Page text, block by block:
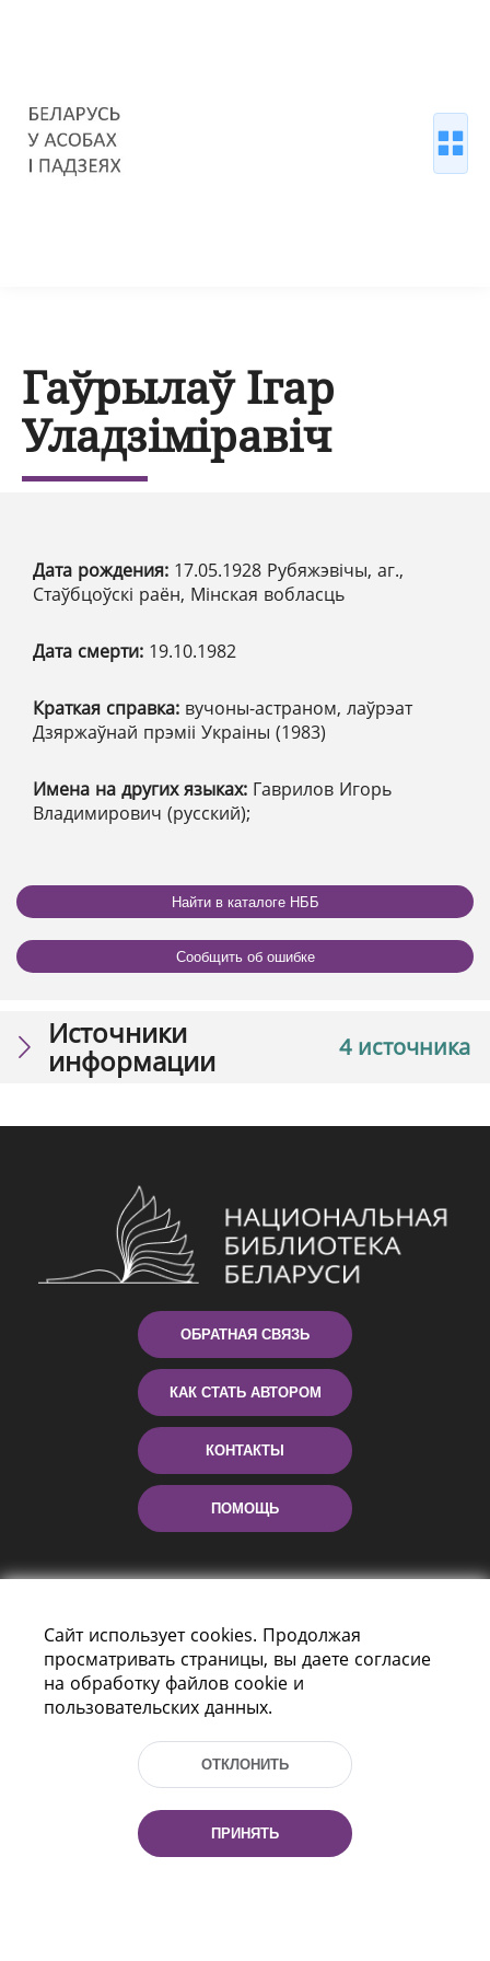
Гаўрылаў Ігар
Уладзіміравіч
Дата рождения: 17.05.1928 Рубяжэвічы, аг.,
Стаўбцоўскі раён, Мінская вобласць
Дата смерти: 19.10.1982
Краткая справка: вучоны-астраном, лаўрэат
Дзяржаўнай прэміі Украіны (1983)
Имена на других языках: Гаврилов Игорь
Владимирович (русский);
Найти в каталоге НББ
Сообщить об ошибке
4 источника
Источники
информации
ОБРАТНАЯ СВЯЗЬ
КАК СТАТЬ АВТОРОМ
КОНТАКТЫ
ПОМОЩЬ
Пр-т Независимости 116
г. Минск, Республика Беларусь, 220114
Тел.: (+375 17) 368 37 37, Факс: (+375 17)
Эл. почта: inbox@nlb.by
Сайт использует cookies. Продолжая
просматривать страницы, вы даете согласие
на обработку файлов cookie и
пользовательских данных.
ОТКЛОНИТЬ
ПРИНЯТЬ